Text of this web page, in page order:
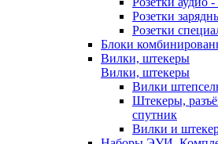
Розетки
Розетки
Блоки
Вилки, штекеры
Вилки, штекеры
Вилки
Штекеры,
спутник
Вилки и